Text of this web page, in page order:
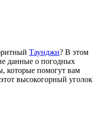
Таунджи? В этом
данные о погодных
которые помогут вам
высокогорный уголок